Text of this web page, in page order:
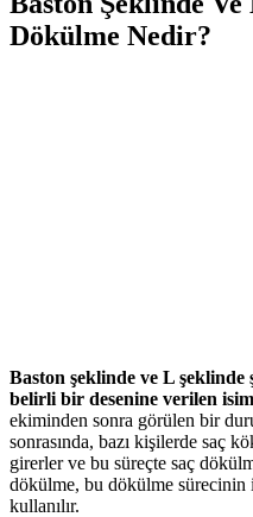
Dökülme Nedir?
Baston şeklinde ve L
belirli bir desenine verilen
ekiminden sonra görülen bir
sonrasında, bazı kişilerde saç
girerler ve bu süreçte saç
dökülme, bu dökülme sürecinin
kullanılır.